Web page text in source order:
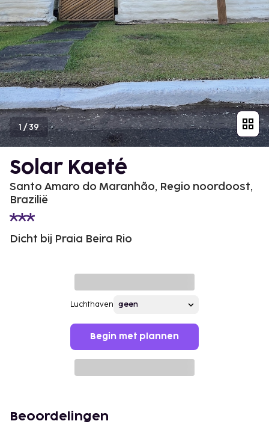
1/39
Solar Kaeté
Santo Amaro do Maranhão, Regio noordoost,
Brazilië
Dicht bij Praia Beira Rio
Luchthaven
Begin met plannen
Beoordelingen